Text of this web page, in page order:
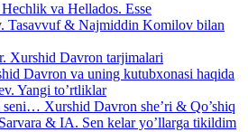
va Hellados. Esse
Tasavvuf & Najmiddin Komilov bilan
Xurshid Davron tarjimalari
Davron va uning kutubxonasi haqida
Yangi to’rtliklar
Xurshid Davron she’ri & Qo’shiq
& IA. Sen kelar yo’llarga tikildim